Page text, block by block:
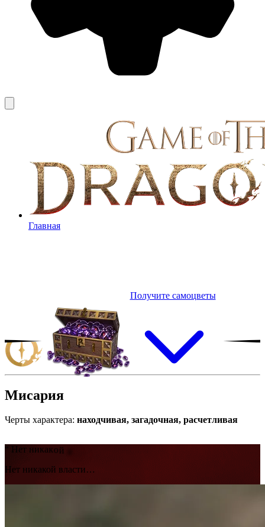
Главная
Получите самоцветы
Мисария
Черты характера: находчивая, загадочная, расчетливая
“ Н ет никакой в
Нет никакой власти…